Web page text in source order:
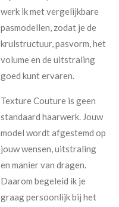
werk ik met vergelijkbare
pasmodellen, zodat je de
krulstructuur, pasvorm, het
volume en de uitstraling
goed kunt ervaren.
Texture Couture is geen
standaard haarwerk. Jouw
model wordt afgestemd op
jouw wensen, uitstraling
en manier van dragen.
Daarom begeleid ik je
graag persoonlijk bij het